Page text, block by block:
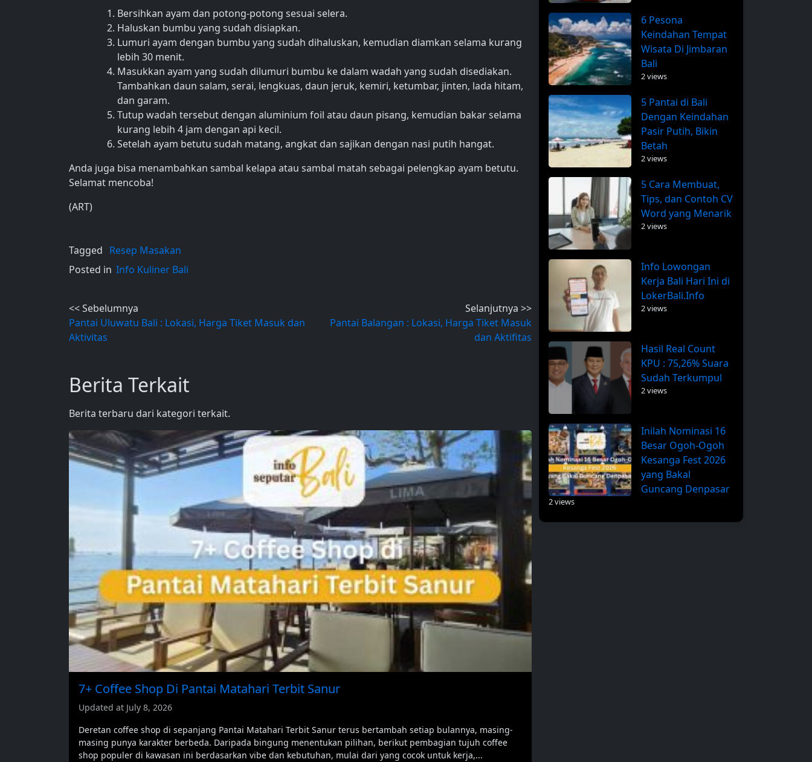
Bersihkan ayam dan potong-potong sesuai selera.
Haluskan bumbu yang sudah disiapkan.
Lumuri ayam dengan bumbu yang sudah dihaluskan, kemudian diamkan selama kurang
lebih 30 menit.
Masukkan ayam yang sudah dilumuri bumbu ke dalam wadah yang sudah disediakan.
Tambahkan daun salam, serai, lengkuas, daun jeruk, kemiri, ketumbar, jinten, lada hitam,
dan garam.
Tutup wadah tersebut dengan aluminium foil atau daun pisang, kemudian bakar selama
kurang lebih 4 jam dengan api kecil.
Setelah ayam betutu sudah matang, angkat dan sajikan dengan nasi putih hangat.
Anda juga bisa menambahkan sambal kelapa atau sambal matah sebagai pelengkap ayam betutu.
Selamat mencoba!
(ART)
Tagged Resep Masakan
Posted in Info Kuliner Bali
Post
navigation
<< Sebelumnya
Pantai Uluwatu Bali : Lokasi, Harga Tiket Masuk dan
Aktivitas
Selanjutnya >>
Pantai Balangan : Lokasi, Harga Tiket Masuk
dan Aktifitas
Berita Terkait
Berita terbaru dari kategori terkait.
7+ Coffee Shop Di Pantai Matahari Terbit Sanur
Updated at July 8, 2026
Deretan coffee shop di sepanjang Pantai Matahari Terbit Sanur terus bertambah setiap bulannya, masing-
masing punya karakter berbeda. Daripada bingung menentukan pilihan, berikut pembagian tujuh coffee
shop populer di kawasan ini berdasarkan vibe dan kebutuhan, mulai dari yang cocok untuk kerja,...
6 Pesona
Keindahan Tempat
Wisata Di Jimbaran
Bali
2 views
5 Pantai di Bali
Dengan Keindahan
Pasir Putih, Bikin
Betah
2 views
5 Cara Membuat,
Tips, dan Contoh CV
Word yang Menarik
2 views
Info Lowongan
Kerja Bali Hari Ini di
LokerBali.Info
2 views
Hasil Real Count
KPU : 75,26% Suara
Sudah Terkumpul
2 views
Inilah Nominasi 16
Besar Ogoh-Ogoh
Kesanga Fest 2026
yang Bakal
Guncang Denpasar
2 views